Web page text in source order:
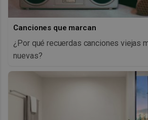
Canciones que marcan
¿Por qué recuerdas canciones viejas
nuevas?